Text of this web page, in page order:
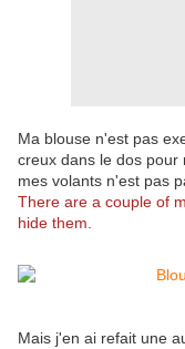
Ma blouse n'est pas
creux dans le dos
mes volants n'est pas
There are a couple of
hide them.
Mais j'en ai refait une